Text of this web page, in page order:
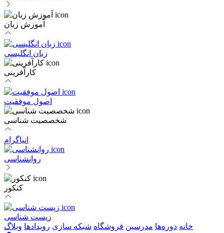
آموزش زبان
زبان انگلیسی
کارآفرینی
اصول موفقیت
شخصصیت شناسی
انیاگرام
روانشناسی
کنکور
زیست شناسی
خانه دوره‌ها مدرسین فروشگاه شبکه سازی رویداد‌ها وبلاگ